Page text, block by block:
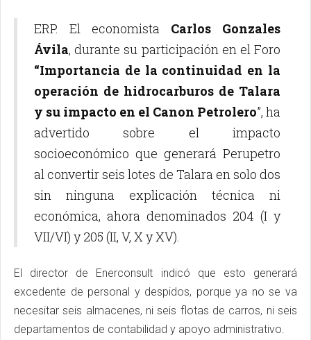
ERP. El economista Carlos Gonzales
Ávila, durante su participación en el Foro
“Importancia de la continuidad en la
operación de hidrocarburos de Talara
y su impacto en el Canon Petrolero”, ha
advertido sobre el impacto
socioeconómico que generará Perupetro
al convertir seis lotes de Talara en solo dos
sin ninguna explicación técnica ni
económica, ahora denominados 204 (I y
VII/VI) y 205 (II, V, X y XV).
El director de Enerconsult indicó que esto generará
excedente de personal y despidos, porque ya no se va
necesitar seis almacenes, ni seis flotas de carros, ni seis
departamentos de contabilidad y apoyo administrativo.